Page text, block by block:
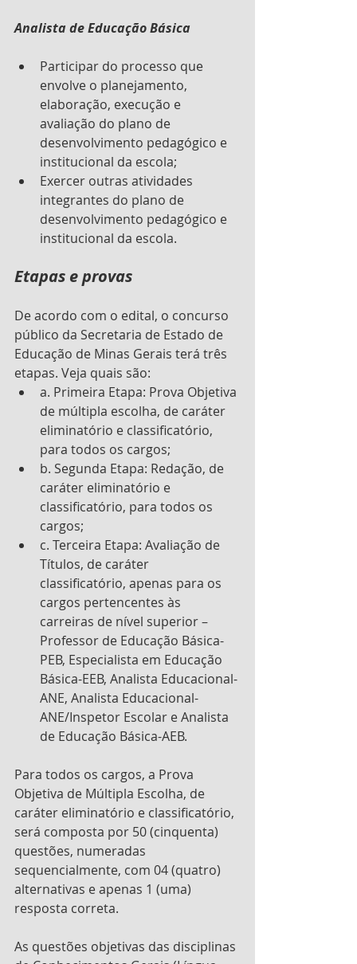
Analista de Educação Básica
Participar do processo que
envolve o planejamento,
elaboração, execução e
avaliação do plano de
desenvolvimento pedagógico e
institucional da escola;
Exercer outras atividades
integrantes do plano de
desenvolvimento pedagógico e
institucional da escola.
Etapas e provas
De acordo com o edital, o concurso
público da Secretaria de Estado de
Educação de Minas Gerais terá três
etapas. Veja quais são:
a. Primeira Etapa: Prova Objetiva
de múltipla escolha, de caráter
eliminatório e classificatório,
para todos os cargos;
b. Segunda Etapa: Redação, de
caráter eliminatório e
classificatório, para todos os
cargos;
c. Terceira Etapa: Avaliação de
Títulos, de caráter
classificatório, apenas para os
cargos pertencentes às
carreiras de nível superior –
Professor de Educação Básica-
PEB, Especialista em Educação
Básica-EEB, Analista Educacional-
ANE, Analista Educacional-
ANE/Inspetor Escolar e Analista
de Educação Básica-AEB.
Para todos os cargos, a Prova
Objetiva de Múltipla Escolha, de
caráter eliminatório e classificatório,
será composta por 50 (cinquenta)
questões, numeradas
sequencialmente, com 04 (quatro)
alternativas e apenas 1 (uma)
resposta correta.
As questões objetivas das disciplinas